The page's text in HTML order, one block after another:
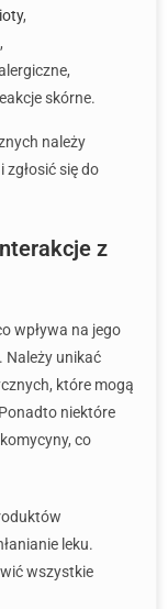
,
skórne.
należy
się do
z
wpływa na jego
Należy unikać
które mogą
niektóre
co
leku.
wszystkie